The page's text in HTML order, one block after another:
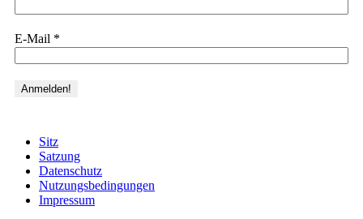
E-Mail *
Sitz
Satzung
Datenschutz
Nutzungsbedingungen
Impressum